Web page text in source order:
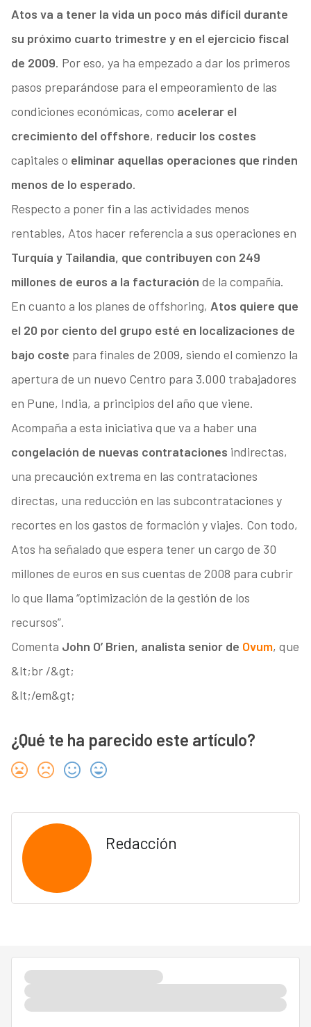
Atos va a tener la vida un poco más difícil durante
su próximo cuarto trimestre y en el ejercicio fiscal
de 2009. Por eso, ya ha empezado a dar los primeros
pasos preparándose para el empeoramiento de las
condiciones económicas, como acelerar el
crecimiento del offshore, reducir los costes
capitales o eliminar aquellas operaciones que rinden
menos de lo esperado.
Respecto a poner fin a las actividades menos
rentables, Atos hacer referencia a sus operaciones en
Turquía y Tailandia, que contribuyen con 249
millones de euros a la facturación de la compañía.
En cuanto a los planes de offshoring, Atos quiere que
el 20 por ciento del grupo esté en localizaciones de
bajo coste para finales de 2009, siendo el comienzo la
apertura de un nuevo Centro para 3.000 trabajadores
en Pune, India, a principios del año que viene.
Acompaña a esta iniciativa que va a haber una
congelación de nuevas contrataciones indirectas,
una precaución extrema en las contrataciones
directas, una reducción en las subcontrataciones y
recortes en los gastos de formación y viajes. Con todo,
Atos ha señalado que espera tener un cargo de 30
millones de euros en sus cuentas de 2008 para cubrir
lo que llama “optimización de la gestión de los
recursos”.
Comenta John O’ Brien, analista senior de Ovum, que
&lt;br /&gt;
&lt;/em&gt;
¿Qué te ha parecido este artículo?
Redacción